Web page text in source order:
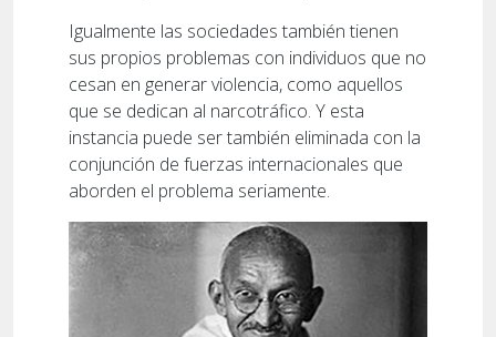
Igualmente las sociedades también tienen
sus propios problemas con individuos que no
cesan en generar violencia, como aquellos
que se dedican al narcotráfico. Y esta
instancia puede ser también eliminada con la
conjunción de fuerzas internacionales que
aborden el problema seriamente.